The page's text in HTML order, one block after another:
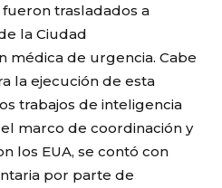
trasladados a
la Ciudad
médica de urgencia. Cabe
la ejecución de esta
trabajos de inteligencia
marco de coordinación y
los EUA, se contó con
por parte de